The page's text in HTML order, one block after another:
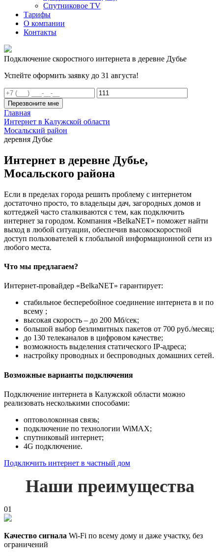
Спутниковое TV
Тарифы
О компании
Контакты
Подключение скоростного интернета в деревне Дубье
Успейте оформить заявку до 31 августа!
Перезвоните мне
Главная
Интернет в Калужской области
Мосальский район
деревня Дубье
Интернет в деревне Дубье,
Мосальского района
Если в пределах города решить проблему с интернетом
достаточно просто, то владельцы дач, загородных домов и
коттеджей часто сталкиваются с тем, как подключить
интернет за городом. Компания «BelkaNET» поможет найти
выход в любой ситуации, обеспечив высокоскоростной
доступ пользователей к глобальной информационной сети из
любого места.
Что мы предлагаем?
Интернет-провайдер «BelkaNET» гарантирует:
стабильное бесперебойное соединение интернета в и по
всему ;
высокая скорость – до 200 Мб/сек;
большой выбор безлимитных пакетов от 700 руб./месяц;
до 130 телеканалов в цифровом качестве;
возможность выделения статического IP-адреса;
настройку проводных и беспроводных домашних сетей.
Возможные варианты подключения
Подключение интернета в Калужской области можно
реализовать несколькими способами:
оптоволоконная связь;
подключение по технологии WiMAX;
спутниковый интернет;
4G подключение.
Подключить интернет в частный дом
Наши преимущества
01
Качество сигнала Wi-Fi по всему дому и даже участку, без
ограничений